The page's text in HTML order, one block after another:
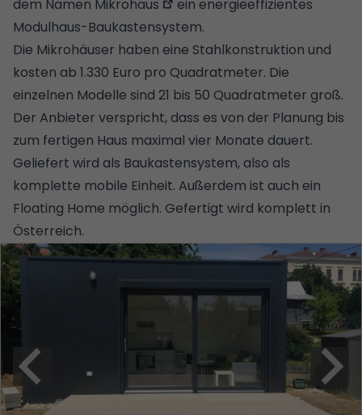
dem Namen Mikrohaus
ein energieeffizientes
Modulhaus-Baukastensystem.
Die Mikrohäuser haben eine Stahlkonstruktion und
kosten ab 1.330 Euro pro Quadratmeter. Die
einzelnen Modelle sind 21 bis 50 Quadratmeter groß.
Der Anbieter verspricht, dass es von der Planung bis
zum fertigen Haus maximal vier Monate dauert.
Geliefert wird als Baukastensystem, also als
komplette mobile Einheit. Außerdem ist auch ein
Floating Home möglich. Gefertigt wird komplett in
Österreich.